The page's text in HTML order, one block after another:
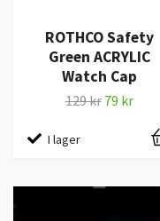
ROTHCO Safety
Green ACRYLIC
Watch Cap
129 kr 79 kr
I lager